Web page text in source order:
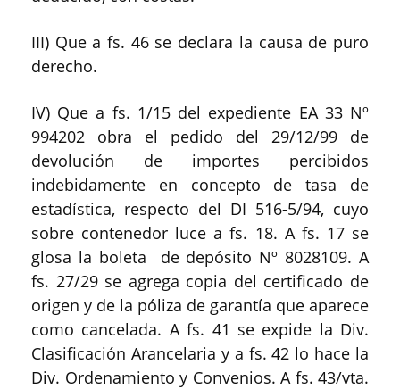
III) Que a fs. 46 se declara la causa de puro
derecho.
IV) Que a fs. 1/15 del expediente EA 33 Nº
994202 obra el pedido del 29/12/99 de
devolución de importes percibidos
indebidamente en concepto de tasa de
estadística, respecto del DI 516-5/94, cuyo
sobre contenedor luce a fs. 18. A fs. 17 se
glosa la boleta de depósito Nº 8028109. A
fs. 27/29 se agrega copia del certificado de
origen y de la póliza de garantía que aparece
como cancelada. A fs. 41 se expide la Div.
Clasificación Arancelaria y a fs. 42 lo hace la
Div. Ordenamiento y Convenios. A fs. 43/vta.